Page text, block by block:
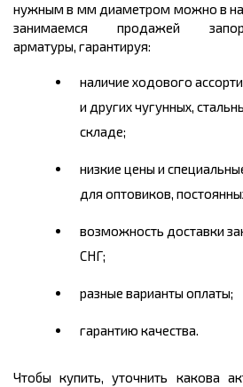
нужным в мм диаметром можно в
занимаемся продажей
арматуры, гарантируя:
наличие ходового
и других чугунных,
складе;
низкие цены и
для оптовиков,
возможность доставки
СНГ;
разные варианты оплаты;
гарантию качества.
Чтобы купить, уточнить какова